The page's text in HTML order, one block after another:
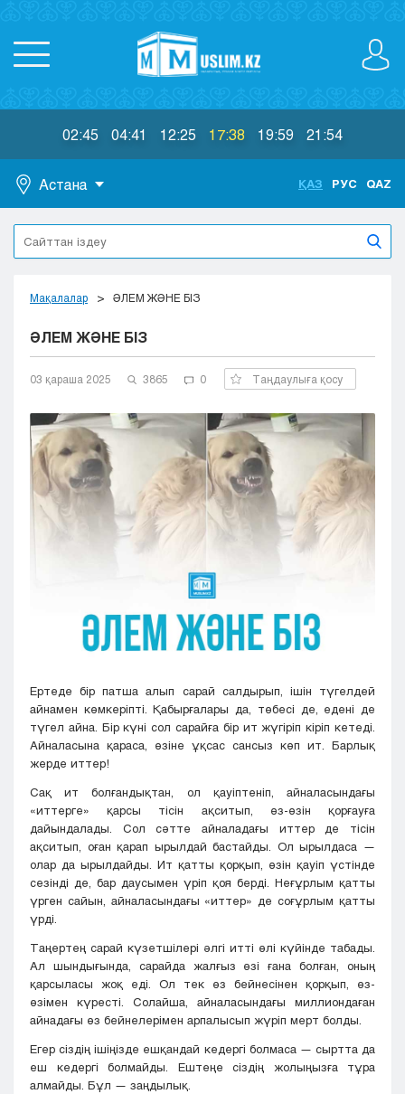
02:45 04:41 12:25 17:38 19:59 21:54
Астана
Астана
Алматы
Актобе
Жезказган
Караганда
Кокшетау
Кызылорда
Павлодар
Петропавловск
Семей
Талдыкорган
Шымкент
ҚАЗ РУС QAZ
Мақалалар ӘЛЕМ ЖӘНЕ БІЗ
ӘЛЕМ ЖӘНЕ БІЗ
03 қараша 2025 3865 0 Таңдаулыға қосу
Ертеде бір патша алып сарай салдырып, ішін түгелдей
айнамен көмкеріпті. Қабырғалары да, төбесі де, едені де
түгел айна. Бір күні сол сарайға бір ит жүгіріп кіріп кетеді.
Айналасына қараса, өзіне ұқсас сансыз көп ит. Барлық
жерде иттер!
Сақ ит болғандықтан, ол қауіптеніп, айналасындағы
«иттерге» қарсы тісін ақситып, өз-өзін қорғауға
дайындалады. Сол сәтте айналадағы иттер де тісін
ақситып, оған қарап ырылдай бастайды. Ол ырылдаса —
олар да ырылдайды. Ит қатты қорқып, өзін қауіп үстінде
сезінді де, бар даусымен үріп қоя берді. Неғұрлым қатты
үрген сайын, айналасындағы «иттер» де соғұрлым қатты
үрді.
Таңертең сарай күзетшілері әлгі итті өлі күйінде табады.
Ал шындығында, сарайда жалғыз өзі ғана болған, оның
қарсыласы жоқ еді. Ол тек өз бейнесінен қорқып, өз-
өзімен күресті. Солайша, айналасындағы миллиондаған
айнадағы өз бейнелерімен арпалысып жүріп мерт болды.
Егер сіздің ішіңізде ешқандай кедергі болмаса — сыртта да
еш кедергі болмайды. Ештеңе сіздің жолыңызға тұра
алмайды. Бұл — заңдылық.